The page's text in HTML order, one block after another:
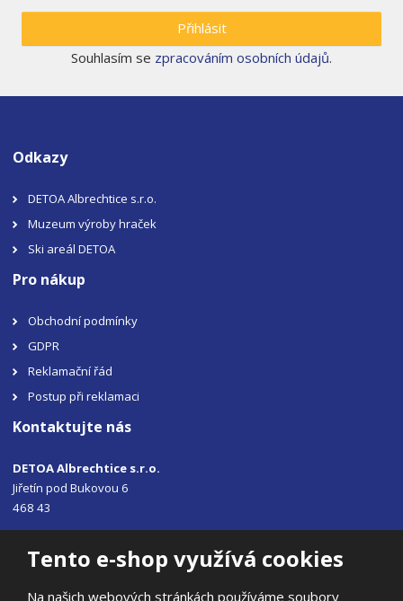
Tento e-shop využívá cookies
Na našich webových stránkách používáme soubory
Přihlásit
Souhlasím se zpracováním osobních údajů.
Odkazy
DETOA Albrechtice s.r.o.
Muzeum výroby hraček
Ski areál DETOA
Pro nákup
Obchodní podmínky
GDPR
Reklamační řád
Postup při reklamaci
Kontaktujte nás
DETOA Albrechtice s.r.o.
Jiřetín pod Bukovou 6
468 43
Email:sales@detoa.cz